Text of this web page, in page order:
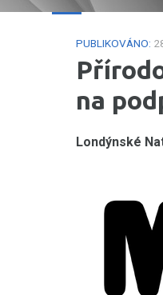
PUBLIKOVÁNO:
na
Londýnské